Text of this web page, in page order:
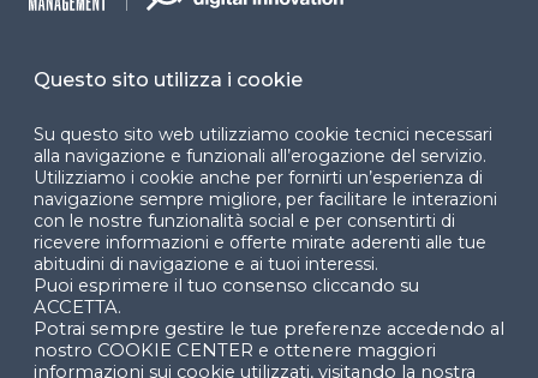
Facebook LinkedIn
© 2024 Copyright © Politecnico di Milano Dipartimento
di Ingegneria Gestionale
Questo sito utilizza i cookie
Su questo sito web utilizziamo cookie tecnici necessari
alla navigazione e funzionali all’erogazione del servizio.
Utilizziamo i cookie anche per fornirti un’esperienza di
navigazione sempre migliore, per facilitare le interazioni
con le nostre funzionalità social e per consentirti di
ricevere informazioni e offerte mirate aderenti alle tue
abitudini di navigazione e ai tuoi interessi.
Puoi esprimere il tuo consenso cliccando su
ACCETTA.
Potrai sempre gestire le tue preferenze accedendo al
nostro COOKIE CENTER e ottenere maggiori
informazioni sui cookie utilizzati, visitando la nostra